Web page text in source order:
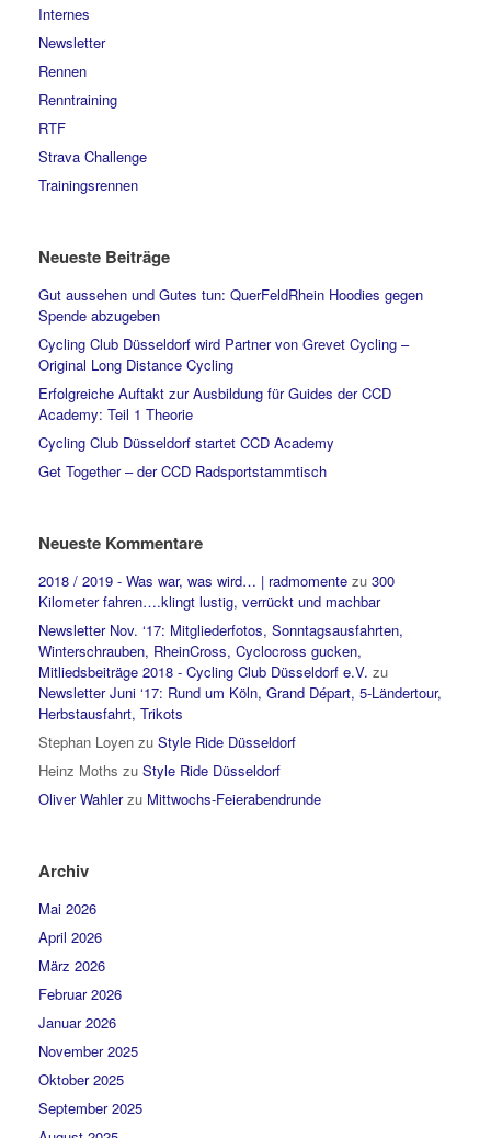
Internes
Newsletter
Rennen
Renntraining
RTF
Strava Challenge
Trainingsrennen
Neueste Beiträge
Gut aussehen und Gutes tun: QuerFeldRhein Hoodies gegen
Spende abzugeben
Cycling Club Düsseldorf wird Partner von Grevet Cycling –
Original Long Distance Cycling
Erfolgreiche Auftakt zur Ausbildung für Guides der CCD
Academy: Teil 1 Theorie
Cycling Club Düsseldorf startet CCD Academy
Get Together – der CCD Radsportstammtisch
Neueste Kommentare
2018 / 2019 - Was war, was wird… | radmomente zu 300
Kilometer fahren….klingt lustig, verrückt und machbar
Newsletter Nov. ‘17: Mitgliederfotos, Sonntagsausfahrten,
Winterschrauben, RheinCross, Cyclocross gucken,
Mitliedsbeiträge 2018 - Cycling Club Düsseldorf e.V. zu
Newsletter Juni ‘17: Rund um Köln, Grand Départ, 5-Ländertour,
Herbstausfahrt, Trikots
Stephan Loyen zu Style Ride Düsseldorf
Heinz Moths zu Style Ride Düsseldorf
Oliver Wahlerzu Mittwochs-Feierabendrunde
Archiv
Mai 2026
April 2026
März 2026
Februar 2026
Januar 2026
November 2025
Oktober 2025
September 2025